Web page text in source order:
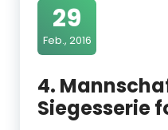
29
Feb., 2016
4.
Siegesserie